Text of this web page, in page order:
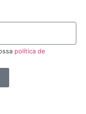
política de